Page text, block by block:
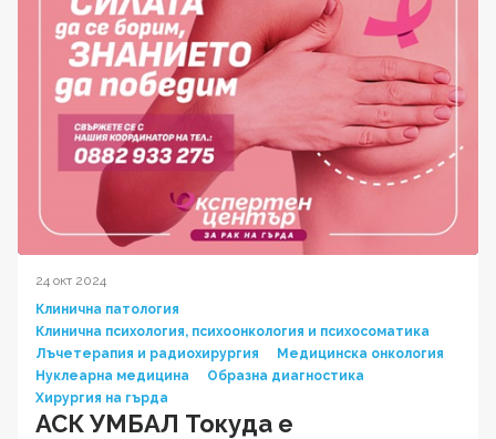
24 окт 2024
Клинична патология
Клинична психология, психоонкология и психосоматика
Лъчетерапия и радиохирургия
Медицинска онкология
Нуклеарна медицина
Образна диагностика
Хирургия на гърда
АСК УМБАЛ Токуда е